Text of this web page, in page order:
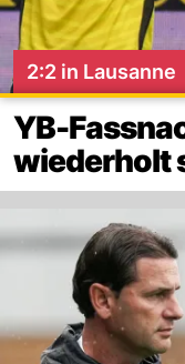
2:2 in Lausanne
YB-
wiederholt